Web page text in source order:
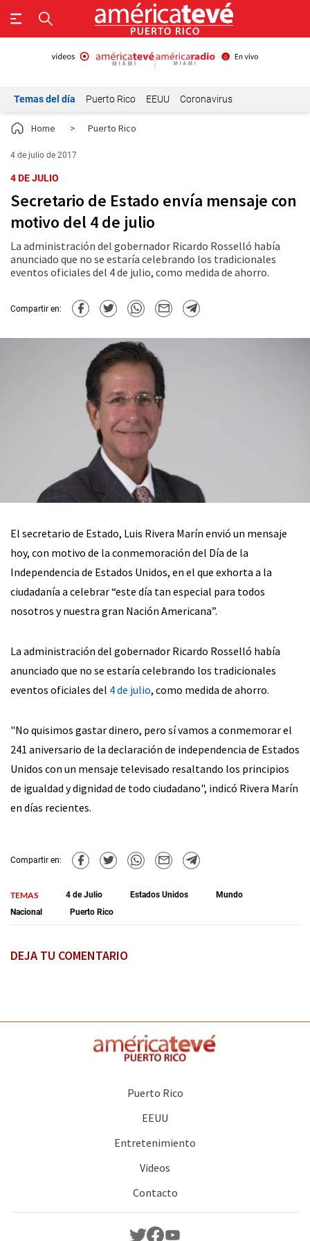
Temas del día Puerto Rico EEUU Coronavirus
Home > Puerto Rico
4 de julio de 2017
4 DE JULIO
Secretario de Estado envía mensaje con
motivo del 4 de julio
La administración del gobernador Ricardo Rosselló había
anunciado que no se estaría celebrando los tradicionales
eventos oficiales del 4 de julio, como medida de ahorro.
Compartir en:
El secretario de Estado, Luis Rivera Marín envió un mensaje
hoy, con motivo de la conmemoración del Día de la
Independencia de Estados Unidos, en el que exhorta a la
ciudadanía a celebrar “este día tan especial para todos
nosotros y nuestra gran Nación Americana”.
La administración del gobernador Ricardo Rosselló había
anunciado que no se estaría celebrando los tradicionales
eventos oficiales del 4 de julio, como medida de ahorro.
"No quisimos gastar dinero, pero sí vamos a conmemorar el
241 aniversario de la declaración de independencia de Estados
Unidos con un mensaje televisado resaltando los principios
de igualdad y dignidad de todo ciudadano", indicó Rivera Marín
en días recientes.
Compartir en:
TEMAS 4 de Julio Estados Unidos
Mundo
Nacional
Puerto Rico
DEJA TU COMENTARIO
Puerto Rico
EEUU
Entretenimiento
Videos
Contacto